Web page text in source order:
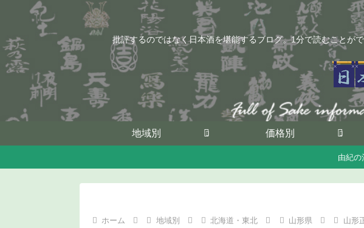
批評するのではなく日本酒を堪能するブログ。1分で読むことが
地域別 価格別
由紀の
ホーム 地域別 北海道・東北 山形県 山形